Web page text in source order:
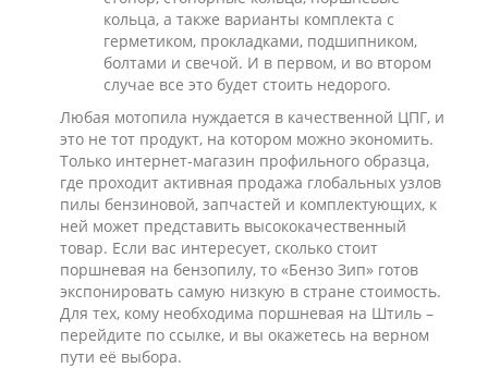
кольца, а также варианты комплекта с
герметиком, прокладками, подшипником,
болтами и свечой. И в первом, и во втором
случае все это будет стоить недорого.
Любая мотопила нуждается в качественной ЦПГ, и
это не тот продукт, на котором можно экономить.
Только интернет-магазин профильного образца,
где проходит активная продажа глобальных узлов
пилы бензиновой, запчастей и комплектующих, к
ней может представить высококачественный
товар. Если вас интересует, сколько стоит
поршневая на бензопилу, то «Бензо Зип» готов
экспонировать самую низкую в стране стоимость.
Для тех, кому необходима поршневая на Штиль –
перейдите по ссылке, и вы окажетесь на верном
пути её выбора.